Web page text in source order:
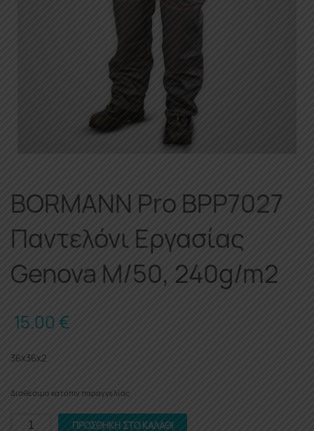
BORMANN Pro BPP7027
Παντελόνι Εργασίας
Genova M/50, 240g/m2
15.00 €
36x36x2
Διαθέσιμο κατόπιν παραγγελίας
BORMANN
ΠΡΟΣΘΉΚΗ ΣΤΟ ΚΑΛΆΘΙ